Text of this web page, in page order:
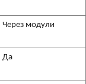
Через модули
Да